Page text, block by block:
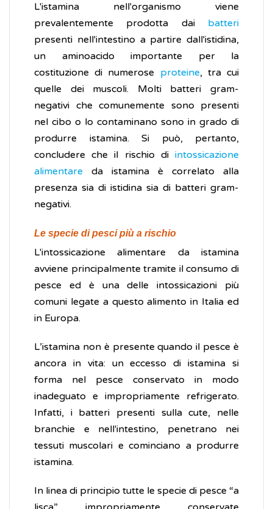
L'istamina nell'organismo viene
prevalentemente prodotta dai batteri
presenti nell'intestino a partire dall'istidina,
un aminoacido importante per la
costituzione di numerose proteine, tra cui
quelle dei muscoli. Molti batteri gram-
negativi che comunemente sono presenti
nel cibo o lo contaminano sono in grado di
produrre istamina. Si può, pertanto,
concludere che il rischio di intossicazione
alimentare da istamina è correlato alla
presenza sia di istidina sia di batteri gram-
negativi.
Le specie di pesci più a rischio
L'intossicazione alimentare da istamina
avviene principalmente tramite il consumo di
pesce ed è una delle intossicazioni più
comuni legate a questo alimento in Italia ed
in Europa.
L’istamina non è presente quando il pesce è
ancora in vita: un eccesso di istamina si
forma nel pesce conservato in modo
inadeguato e impropriamente refrigerato.
Infatti, i batteri presenti sulla cute, nelle
branchie e nell'intestino, penetrano nei
tessuti muscolari e cominciano a produrre
istamina.
In linea di principio tutte le specie di pesce “a